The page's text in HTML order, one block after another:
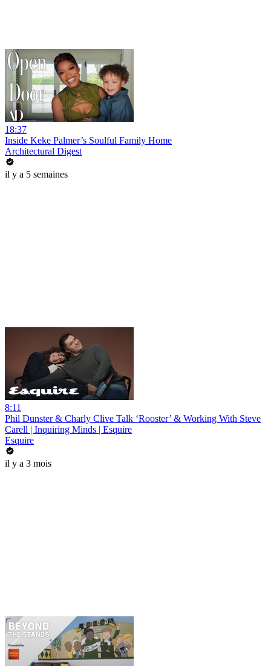
18:37
Inside Keke Palmer’s Soulful Family Home
Architectural Digest
il y a 5 semaines
8:11
Phil Dunster & Charly Clive Talk ‘Rooster’ & Working With Steve
Carell | Inquiring Minds | Esquire
Esquire
il y a 3 mois